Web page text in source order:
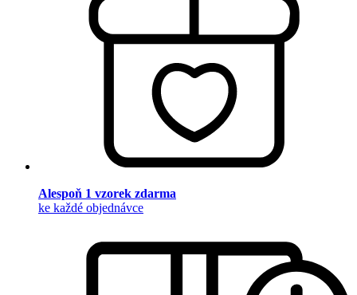
Alespoň 1 vzorek zdarma
ke každé objednávce